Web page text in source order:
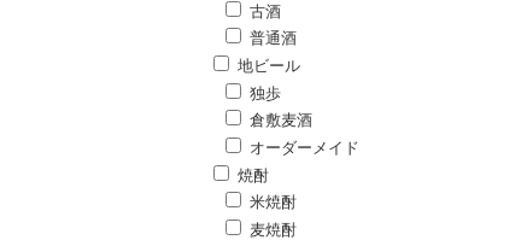
古酒
普通酒
地ビール
独歩
倉敷麦酒
オーダーメイド
焼酎
米焼酎
麦焼酎